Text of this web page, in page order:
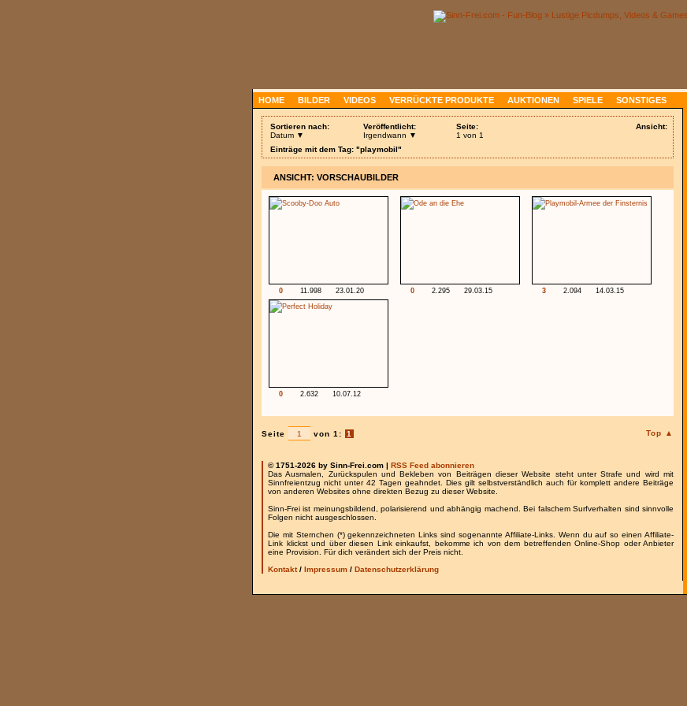
HOME BILDER VIDEOS VERRÜCKTE PRODUKTE AUKTIONEN SPIELE SONSTIGES
Ansicht:
Sortieren nach:
Datum ▼
Veröffentlicht:
Irgendwann ▼
Seite:
1 von 1
Einträge mit dem Tag: "playmobil"
ANSICHT: VORSCHAUBILDER
0 11.998 23.01.20 0 2.295 29.03.15 3 2.094 14.03.15
0 2.632 10.07.12
Top ▲
Seite von 1: 1
© 1751-2026 by Sinn-Frei.com | RSS Feed abonnieren
Das Ausmalen, Zurückspulen und Bekleben von Beiträgen dieser Website steht unter Strafe und wird mit
Sinnfreientzug nicht unter 42 Tagen geahndet. Dies gilt selbstverständlich auch für komplett andere Beiträge
von anderen Websites ohne direkten Bezug zu dieser Website.
Sinn-Frei ist meinungsbildend, polarisierend und abhängig machend. Bei falschem Surfverhalten sind sinnvolle
Folgen nicht ausgeschlossen.
Die mit Sternchen (*) gekennzeichneten Links sind sogenannte Affiliate-Links. Wenn du auf so einen Affiliate-
Link klickst und über diesen Link einkaufst, bekomme ich von dem betreffenden Online-Shop oder Anbieter
eine Provision. Für dich verändert sich der Preis nicht.
Kontakt/ Impressum / Datenschutzerklärung